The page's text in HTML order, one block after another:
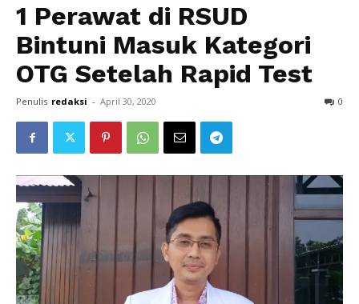
1 Perawat di RSUD
Bintuni Masuk Kategori
OTG Setelah Rapid Test
Penulis redaksi - April 30, 2020 0